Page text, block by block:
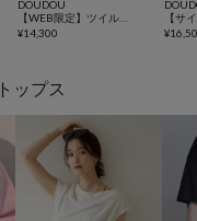
DOUDOU
【WEB限定】ツイルサロペット
¥14,300 ¥
ップス